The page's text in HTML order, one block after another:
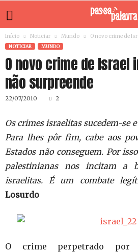
Início Noticiar Mundo O novo crime de
NOTICIAR MUNDO
O novo crime de Israel
não surpreende
22/07/2010 2
Os crimes israelitas sucedem-se
Para lhes pôr fim, cabe aos
Estados não conseguem. Por
palestinianas nos incitam a
israelitas. É um combate
Losurdo
O crime perpetrado por